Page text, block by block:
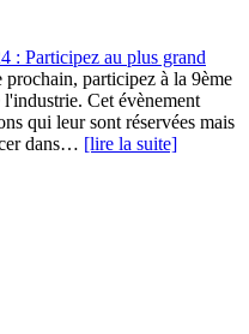
: Participez au plus grand
prochain, participez à la 9ème
Cet évènement
qui leur sont réservées mais
dans… [lire la suite]